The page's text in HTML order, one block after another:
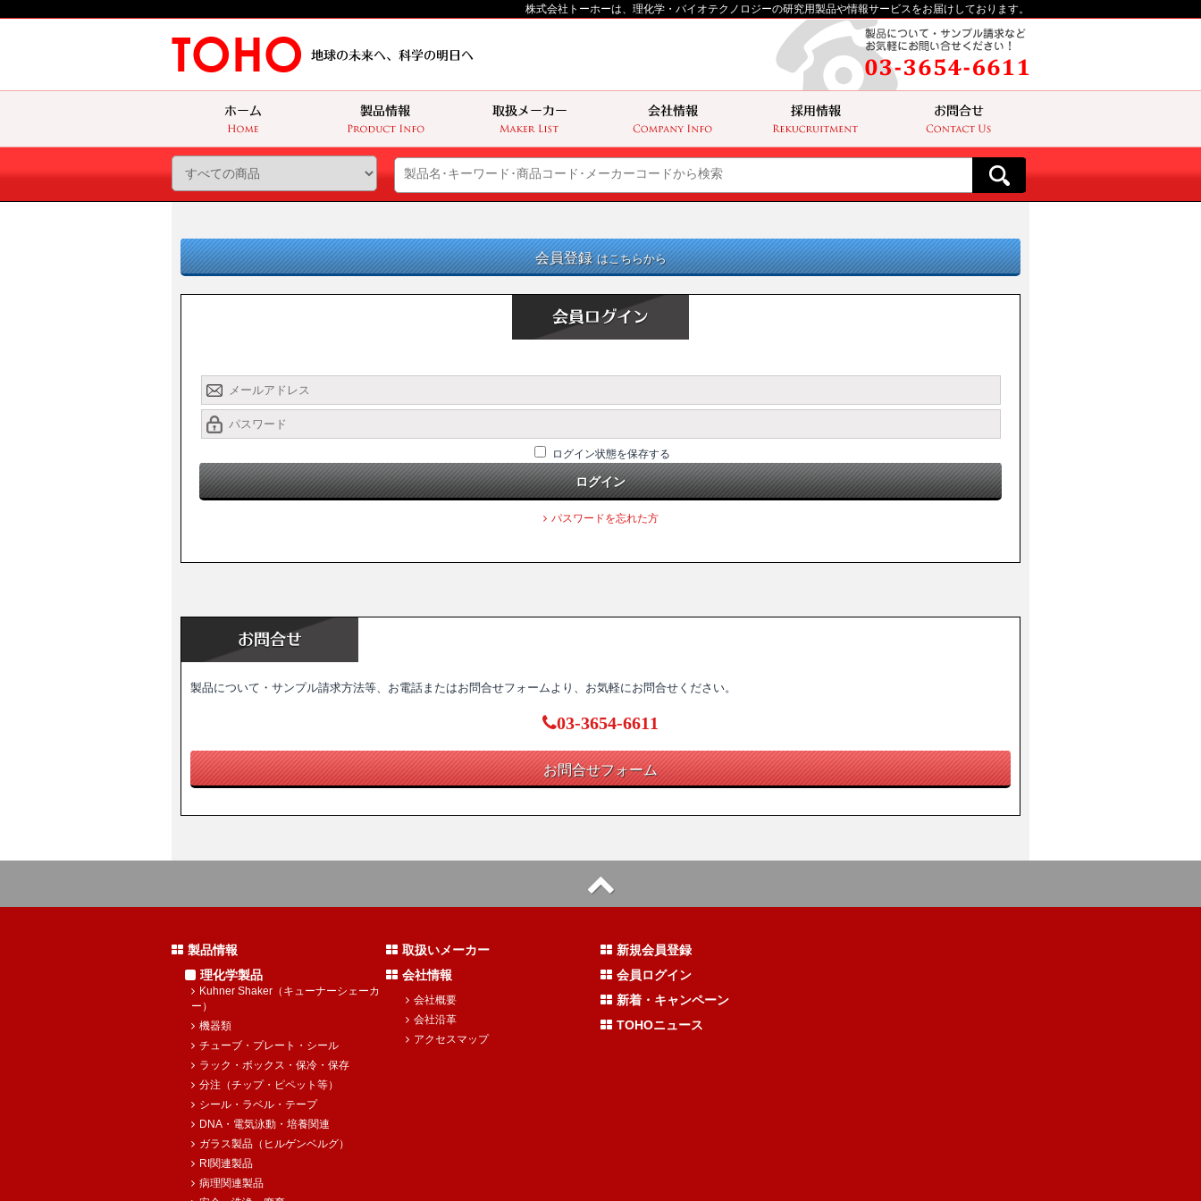
株式会社トーホーは、理化学・バイオテクノロジーの研究用製品や情報サービスをお届けしております。
会員登録 はこちらから
ログイン状態を保存する
ログイン
パスワードを忘れた方
製品について・サンプル請求方法等、お電話またはお問合せフォームより、お気軽にお問合せください。
03-3654-6611
お問合せフォーム
製品情報
理化学製品
Kuhner Shaker（キューナーシェーカ
ー）
機器類
チューブ・プレート・シール
ラック・ボックス・保冷・保存
分注（チップ・ピペット等）
シール・ラベル・テープ
DNA・電気泳動・培養関連
ガラス製品（ヒルゲンベルグ）
RI関連製品
病理関連製品
取扱いメーカー
会社情報
会社概要
会社沿革
アクセスマップ
新規会員登録
会員ログイン
新着・キャンペーン
TOHOニュース